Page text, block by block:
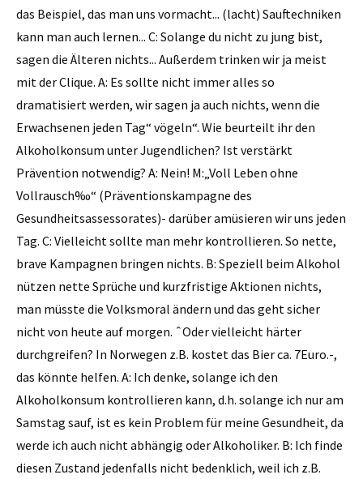
das Beispiel, das man uns vormacht... (lacht) Sauftechniken
kann man auch lernen... C: Solange du nicht zu jung bist,
sagen die Älteren nichts... Außerdem trinken wir ja meist
mit der Clique. A: Es sollte nicht immer alles so
dramatisiert werden, wir sagen ja auch nichts, wenn die
Erwachsenen jeden Tag“ vögeln“. Wie beurteilt ihr den
Alkoholkonsum unter Jugendlichen? Ist verstärkt
Prävention notwendig? A: Nein! M:„Voll Leben ohne
Vollrausch‰“ (Präventionskampagne des
Gesundheitsassessorates)- darüber amüsieren wir uns jeden
Tag. C: Vielleicht sollte man mehr kontrollieren. So nette,
brave Kampagnen bringen nichts. B: Speziell beim Alkohol
nützen nette Sprüche und kurzfristige Aktionen nichts,
man müsste die Volksmoral ändern und das geht sicher
nicht von heute auf morgen. ˆOder vielleicht härter
durchgreifen? In Norwegen z.B. kostet das Bier ca. 7Euro.-,
das könnte helfen. A: Ich denke, solange ich den
Alkoholkonsum kontrollieren kann, d.h. solange ich nur am
Samstag sauf, ist es kein Problem für meine Gesundheit, da
werde ich auch nicht abhängig oder Alkoholiker. B: Ich finde
diesen Zustand jedenfalls nicht bedenklich, weil ich z.B.